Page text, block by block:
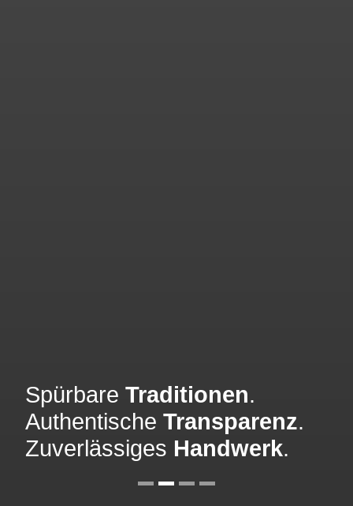
Spürbare Traditionen.
Authentische Transparenz.
Zuverlässiges Handwerk.